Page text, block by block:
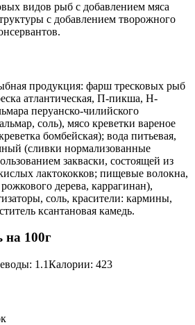
видов рыб с добавлением мяса
с добавлением творожного
продукция: фарш тресковых рыб
атлантическая, П-пикша, Н-
перуанско-чилийского
соль), мясо креветки вареное
бомбейская); вода питьевая,
(сливки нормализованные
закваски, состоящей из
лактококков; пищевые волокна,
дерева, каррагинан),
соль, красители: кармины,
ксантановая камедь.
на 100г
: 1.1Калории: 423